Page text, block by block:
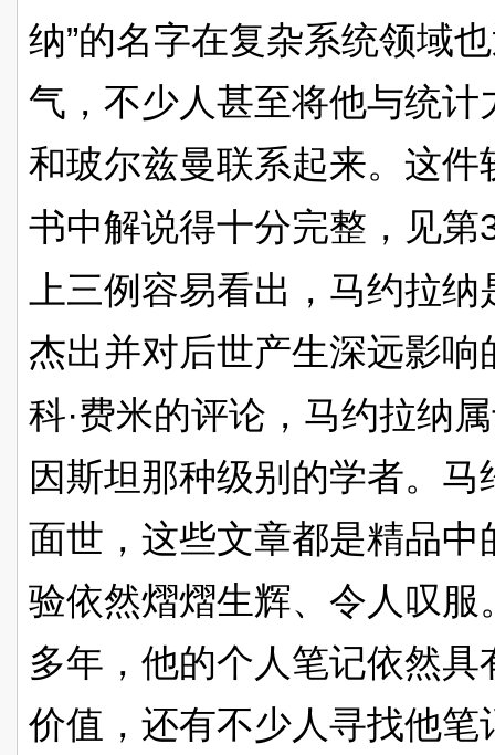
纳”的名字在复杂系统领域
气，不少人甚至将他与统
和玻尔兹曼联系起来。这
书中解说得十分完整，见第
上三例容易看出，马约拉纳
杰出并对后世产生深远影
科·费米的评论，马约拉纳
因斯坦那种级别的学者。
面世，这些文章都是精品
验依然熠熠生辉、令人叹
多年，他的个人笔记依然
价值，还有不少人寻找他